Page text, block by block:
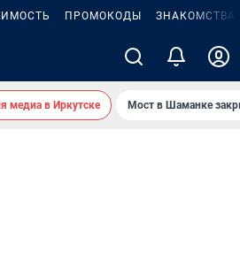
ПРОМОКОДЫ ЗНАКОМСТВА
медиа в Иркутске Мост в Шаманке